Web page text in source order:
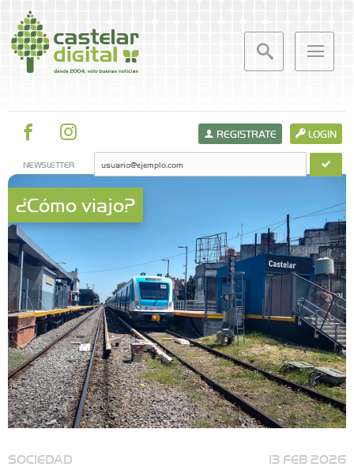
LOGIN
REGISTRATE
NEWSLETTER
¿Cómo viajo?
SOCIEDAD 13 FEB 2026